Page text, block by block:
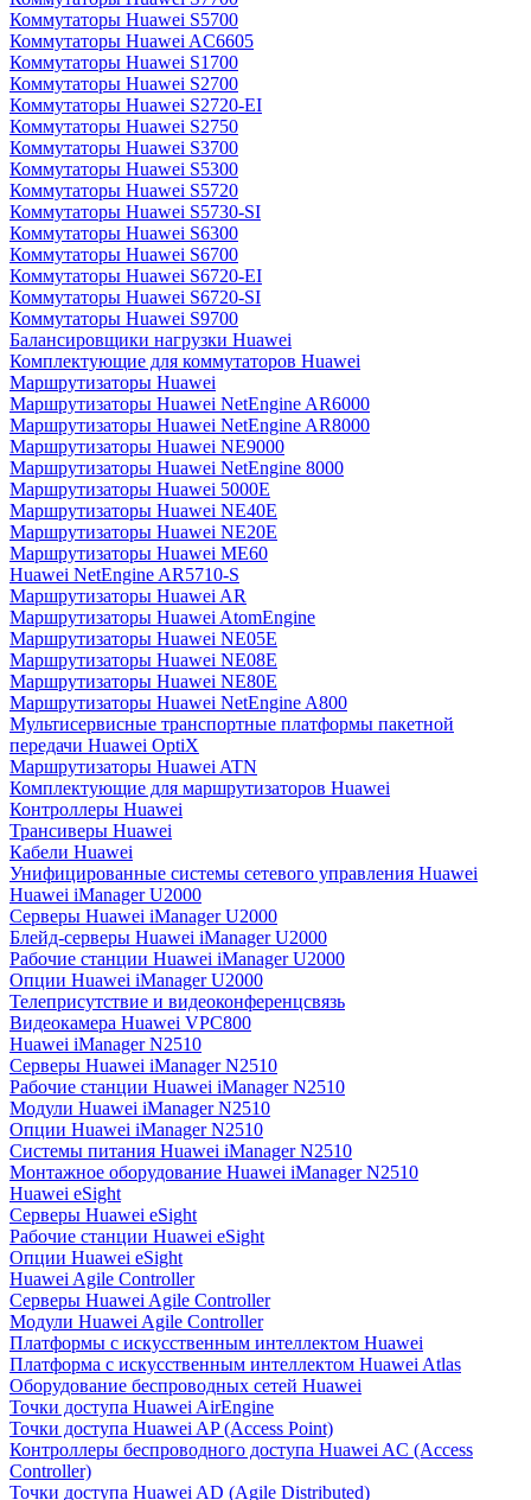
Коммутаторы Huawei S5700
Коммутаторы Huawei AC6605
Коммутаторы Huawei S1700
Коммутаторы Huawei S2700
Коммутаторы Huawei S2720-EI
Коммутаторы Huawei S2750
Коммутаторы Huawei S3700
Коммутаторы Huawei S5300
Коммутаторы Huawei S5720
Коммутаторы Huawei S5730-SI
Коммутаторы Huawei S6300
Коммутаторы Huawei S6700
Коммутаторы Huawei S6720-EI
Коммутаторы Huawei S6720-SI
Коммутаторы Huawei S9700
Балансировщики нагрузки Huawei
Комплектующие для коммутаторов Huawei
Маршрутизаторы Huawei
Маршрутизаторы Huawei NetEngine AR6000
Маршрутизаторы Huawei NetEngine AR8000
Маршрутизаторы Huawei NE9000
Маршрутизаторы Huawei NetEngine 8000
Маршрутизаторы Huawei 5000E
Маршрутизаторы Huawei NE40E
Маршрутизаторы Huawei NE20E
Маршрутизаторы Huawei ME60
Huawei NetEngine AR5710-S
Маршрутизаторы Huawei AR
Маршрутизаторы Huawei AtomEngine
Маршрутизаторы Huawei NE05E
Маршрутизаторы Huawei NE08E
Маршрутизаторы Huawei NE80E
Маршрутизаторы Huawei NetEngine A800
Мультисервисные транспортные платформы пакетной
передачи Huawei OptiX
Маршрутизаторы Huawei ATN
Комплектующие для маршрутизаторов Huawei
Контроллеры Huawei
Трансиверы Huawei
Кабели Huawei
Унифицированные системы сетевого управления Huawei
Huawei iManager U2000
Серверы Huawei iManager U2000
Блейд-серверы Huawei iManager U2000
Рабочие станции Huawei iManager U2000
Опции Huawei iManager U2000
Телеприсутствие и видеоконференцсвязь
Видеокамера Huawei VPC800
Huawei iManager N2510
Серверы Huawei iManager N2510
Рабочие станции Huawei iManager N2510
Модули Huawei iManager N2510
Опции Huawei iManager N2510
Системы питания Huawei iManager N2510
Монтажное оборудование Huawei iManager N2510
Huawei eSight
Серверы Huawei eSight
Рабочие станции Huawei eSight
Опции Huawei eSight
Huawei Agile Controller
Серверы Huawei Agile Controller
Модули Huawei Agile Controller
Платформы с искусственным интеллектом Huawei
Платформа с искусственным интеллектом Huawei Atlas
Оборудование беспроводных сетей Huawei
Точки доступа Huawei AirEngine
Точки доступа Huawei AP (Access Point)
Контроллеры беспроводного доступа Huawei AC (Access
Controller)
Точки доступа Huawei AD (Agile Distributed)